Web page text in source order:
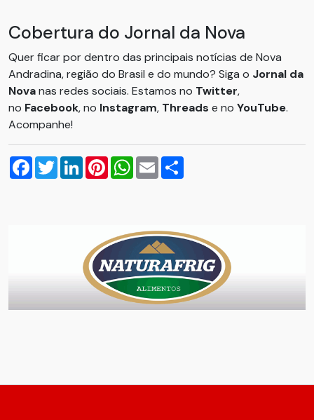
Cobertura do Jornal da Nova
Quer ficar por dentro das principais notícias de Nova
Andradina, região do Brasil e do mundo? Siga o Jornal da
Novanas redes sociais. Estamos no Twitter,
no Facebook, no Instagram, Threads e no YouTube.
Acompanhe!
Facebook
TwitterLinkedInPinterestWhatsApp
Email